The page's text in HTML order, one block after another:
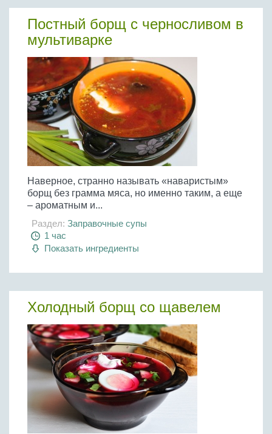
Постный борщ с черносливом в
мультиварке
Наверное, странно называть «наваристым»
борщ без грамма мяса, но именно таким, а еще
– ароматным и...
Раздел: Заправочные супы
1 час
Показать ингредиенты
Холодный борщ со щавелем